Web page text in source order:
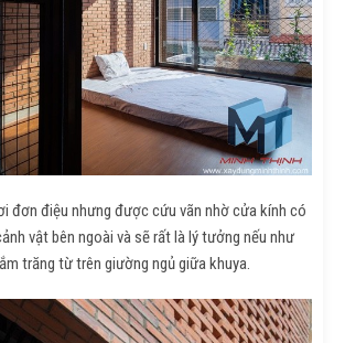
đơn điệu nhưng được cứu vãn nhờ cửa kính có
vật bên ngoài và sẽ rất là lý tưởng nếu như
trăng từ trên giường ngủ giữa khuya.